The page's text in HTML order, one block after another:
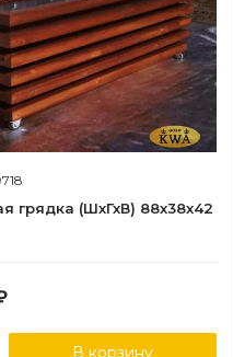
грядка (ШхГхВ) 88х38х42
В корзину